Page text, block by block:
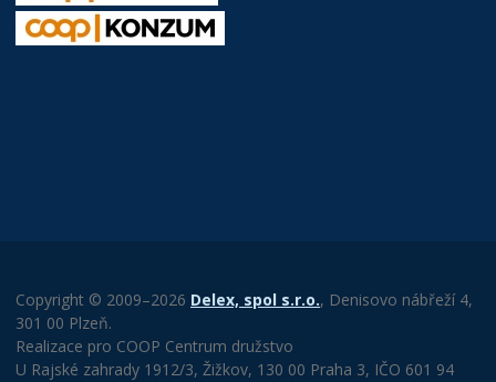
Copyright © 2009–2026 Delex, spol s.r.o., Denisovo nábřeží 4,
301 00 Plzeň.
Realizace pro COOP Centrum družstvo
U Rajské zahrady 1912/3, Žižkov, 130 00 Praha 3, IČO 601 94